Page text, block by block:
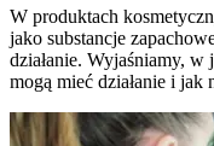
W produktach
jako substancje
działanie. Wyjaśniamy,
mogą mieć działanie i jak